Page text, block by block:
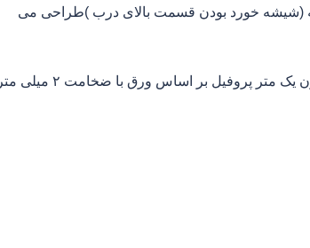
(شیشه خورد بودن قسمت بالای درب )طراحی می
انواع چهارچوب فلزی براساس شکل را می بینید.حرف W نشان دهنده وزن یک متر پروفیل بر اساس ورق با ضخامت ۲ میلی متر